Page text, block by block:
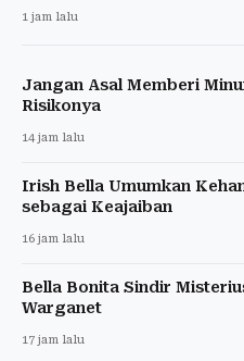
1 jam lalu
Jangan Asal Memberi
Risikonya
14 jam lalu
Irish Bella Umumkan
sebagai Keajaiban
16 jam lalu
Bella Bonita Sindir
Warganet
17 jam lalu